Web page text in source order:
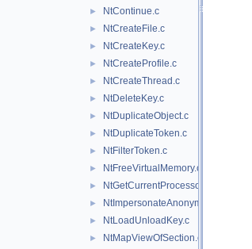
► NtContinue.c
► NtCreateFile.c
► NtCreateKey.c
► NtCreateProfile.c
► NtCreateThread.c
► NtDeleteKey.c
► NtDuplicateObject.c
► NtDuplicateToken.c
► NtFilterToken.c
► NtFreeVirtualMemory.c
► NtGetCurrentProcessorNumberEx.c
► NtImpersonateAnonymousToken.c
► NtLoadUnloadKey.c
► NtMapViewOfSection.c